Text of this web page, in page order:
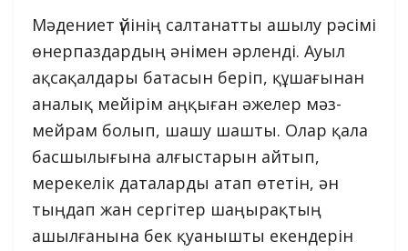
Мәдениет үйінің салтанатты ашылу рәсімі
өнерпаздардың әнімен әрленді. Ауыл
ақсақалдары батасын беріп, құшағынан
аналық мейірім аңқыған әжелер мәз-
мейрам болып, шашу шашты. Олар қала
басшылығына алғыстарын айтып,
мерекелік даталарды атап өтетін, ән
тыңдап жан сергітер шаңырақтың
ашылғанына бек қуанышты екендерін